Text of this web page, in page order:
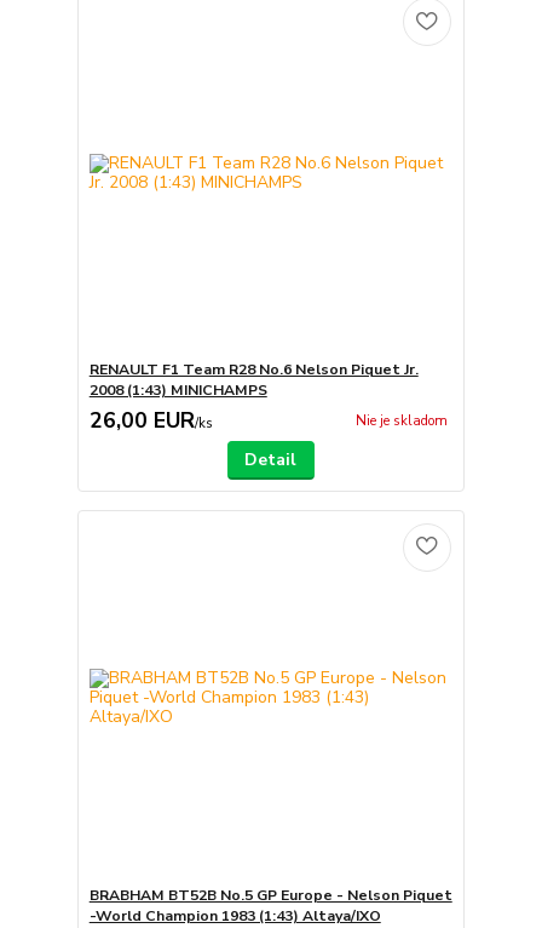
RENAULT F1 Team R28 No.6 Nelson Piquet Jr.
2008 (1:43) MINICHAMPS
26,00 EUR/ks Nie je skladom
Detail
BRABHAM BT52B No.5 GP Europe - Nelson Piquet
-World Champion 1983 (1:43) Altaya/IXO